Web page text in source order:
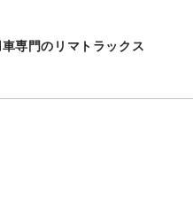
専門のリマトラックス